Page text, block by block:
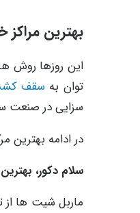
بهترین مراکز
این روزها روش
توان به سقف
سزایی در صنعت
در ادامه بهترین
سلام دکور،
ماربل شیت ها